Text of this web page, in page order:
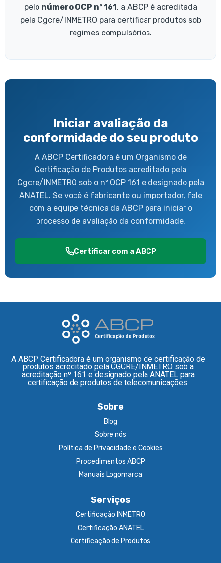
pelo número OCP nº 161 , a ABCP é acreditada
pela Cgcre/INMETRO para certificar produtos sob
regimes compulsórios.
Iniciar avaliação da
conformidade do seu produto
A ABCP Certificadora é um Organismo de
Certificação de Produtos acreditado pela
Cgcre/INMETRO sob o nº OCP 161 e designado pela
ANATEL. Se você é fabricante ou importador, fale
com a equipe técnica da ABCP para iniciar o
processo de avaliação da conformidade.
Certificar com a ABCP
A ABCP Certificadora é um organismo de certificação de
produtos acreditado pela CGCRE/INMETRO sob a
acreditação nº 161 e designado pela ANATEL para
certificação de produtos de telecomunicações.
Sobre
Blog
Sobre nós
Política de Privacidade e Cookies
Procedimentos ABCP
Manuais Logomarca
Serviços
Certificação INMETRO
Certificação ANATEL
Certificação de Produtos